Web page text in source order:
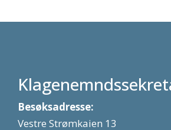
Besøksadresse:
Vestre Strømkaien 13